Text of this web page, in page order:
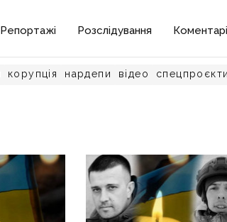
Репортажі Розслідування
корупція нардепи відео спецпроєкти